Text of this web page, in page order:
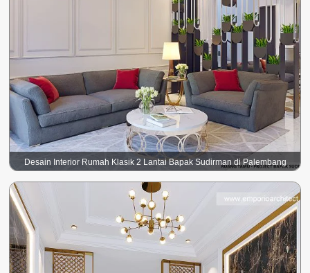
Desain Interior Rumah Klasik 2 Lantai Bapak Sudirman di Palembang